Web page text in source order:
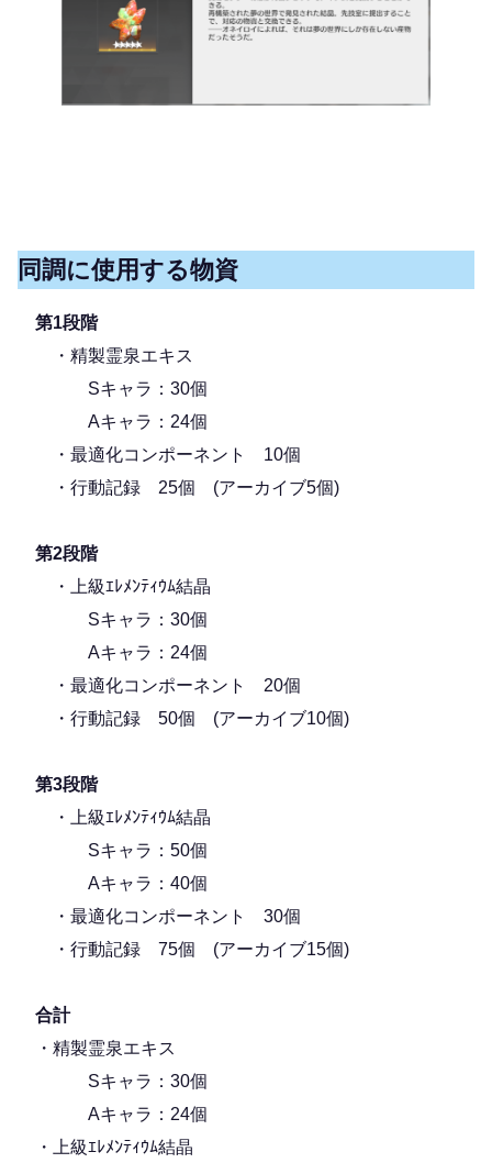
同調に使用する物資
第1段階
・精製霊泉エキス
Sキャラ：30個
Aキャラ：24個
・最適化コンポーネント 10個
・行動記録 25個 (アーカイブ5個)
第2段階
・上級ｴﾚﾒﾝﾃｨｳﾑ結晶
Sキャラ：30個
Aキャラ：24個
・最適化コンポーネント 20個
・行動記録 50個 (アーカイブ10個)
第3段階
・上級ｴﾚﾒﾝﾃｨｳﾑ結晶
Sキャラ：50個
Aキャラ：40個
・最適化コンポーネント 30個
・行動記録 75個 (アーカイブ15個)
合計
・精製霊泉エキス
Sキャラ：30個
Aキャラ：24個
・上級ｴﾚﾒﾝﾃｨｳﾑ結晶